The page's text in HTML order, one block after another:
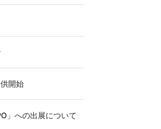
開始
」への出展について